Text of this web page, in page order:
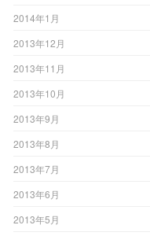
2014年1月
2013年12月
2013年11月
2013年10月
2013年9月
2013年8月
2013年7月
2013年6月
2013年5月